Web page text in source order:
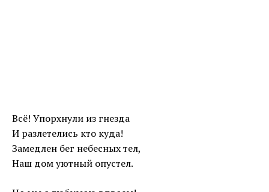
Всё! Упорхнули из гнезда
И разлетелись кто куда!
Замедлен бег небесных тел,
Наш дом уютный опустел.